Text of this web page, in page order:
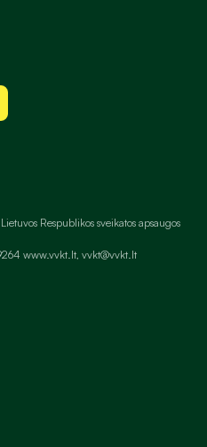
Respublikos sveikatos apsaugos
www.vvkt.lt, vvkt@vvkt.lt